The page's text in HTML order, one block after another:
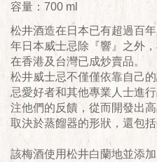
容量：700 ml
松井酒造在日本已有超過百
年日本威士忌除『響』之外
在香港及台灣已成炒賣品。
松井威士忌不僅僅依靠自己
忌愛好者和其他專業人士進
注他們的反饋，從而開發出
取決於蒸餾器的形狀，還包
該梅酒使用松井白蘭地並添